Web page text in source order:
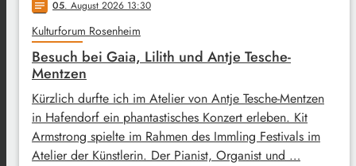
notes 05. August 2026 13:30
Kulturforum Rosenheim
Besuch bei Gaia, Lilith und Antje Tesche-
Mentzen
Kürzlich durfte ich im Atelier von Antje Tesche-Mentzen
in Hafendorf ein phantastisches Konzert erleben. Kit
Armstrong spielte im Rahmen des Immling Festivals im
Atelier der Künstlerin. Der Pianist, Organist und …